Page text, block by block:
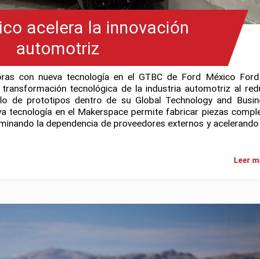
acelera la innovación
automotriz
con nueva tecnología en el GTBC de Ford México
tecnológica de la industria automotriz al
de prototipos dentro de su Global Technology and
tecnología en el Makerspace permite fabricar piezas
la dependencia de proveedores externos y
Leer